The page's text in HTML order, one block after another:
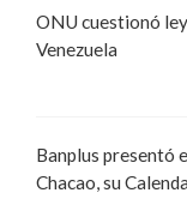
ONU cuestionó
Venezuela
Banplus presentó
Chacao, su